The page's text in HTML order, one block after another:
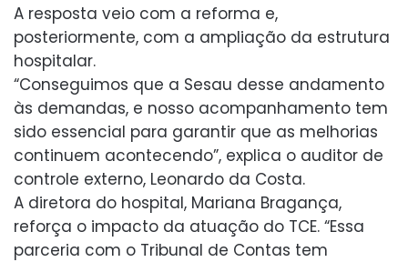
A resposta veio com a reforma e,
posteriormente, com a ampliação da estrutura
hospitalar.
“Conseguimos que a Sesau desse andamento
às demandas, e nosso acompanhamento tem
sido essencial para garantir que as melhorias
continuem acontecendo”, explica o auditor de
controle externo, Leonardo da Costa.
A diretora do hospital, Mariana Bragança,
reforça o impacto da atuação do TCE. “Essa
parceria com o Tribunal de Contas tem